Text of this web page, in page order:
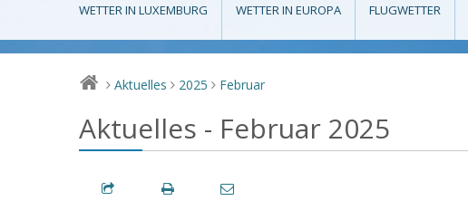
WETTER IN LUXEMBURG WETTER IN EUROPA FLUGWETTER
> Aktuelles > 2025 > Februar
Aktuelles - Februar 2025